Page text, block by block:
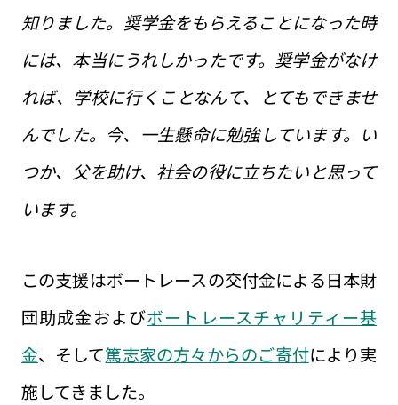
知りました。奨学金をもらえることになった時
には、本当にうれしかったです。奨学金がなけ
れば、学校に行くことなんて、とてもできませ
んでした。今、一生懸命に勉強しています。い
つか、父を助け、社会の役に立ちたいと思って
います。
この支援はボートレースの交付金による日本財
団助成金およびボートレースチャリティー基
金、そして篤志家の方々からのご寄付により実
施してきました。